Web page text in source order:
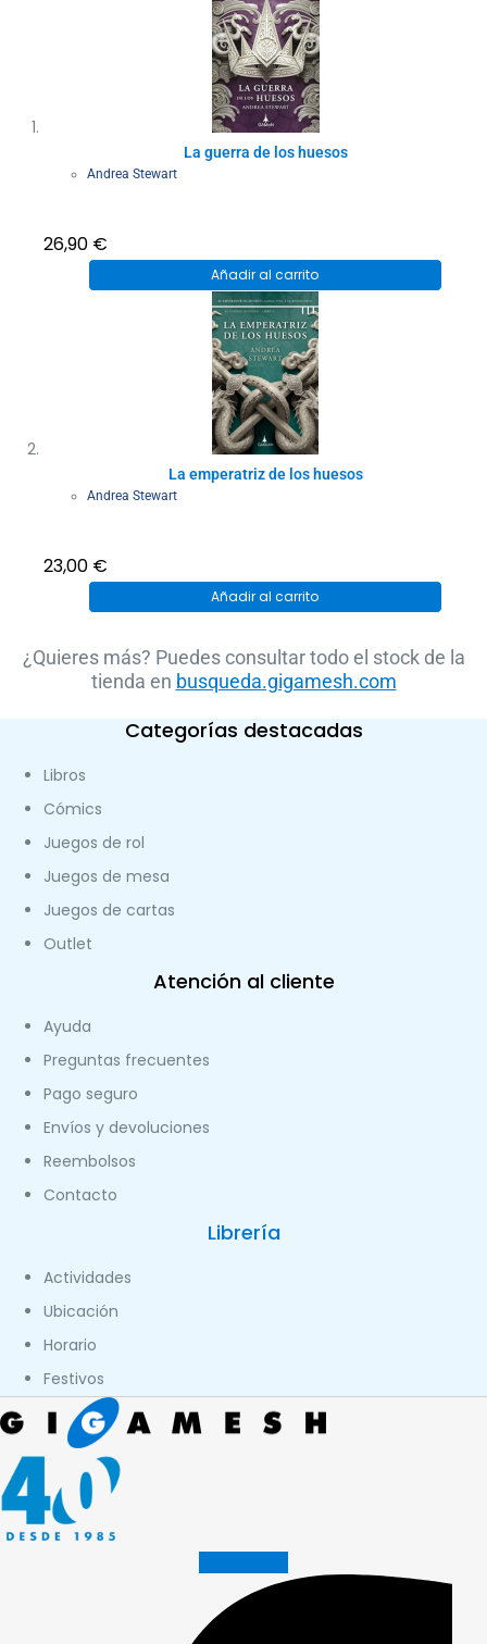
La guerra de los huesos
Andrea Stewart
26,90 €
Añadir al carrito
La emperatriz de los huesos
Andrea Stewart
23,00 €
Añadir al carrito
¿Quieres más? Puedes consultar todo el stock de la
tienda en busqueda.gigamesh.com
Categorías destacadas
Libros
Cómics
Juegos de rol
Juegos de mesa
Juegos de cartas
Outlet
Atención al cliente
Ayuda
Preguntas frecuentes
Pago seguro
Envíos y devoluciones
Reembolsos
Contacto
Librería
Actividades
Ubicación
Horario
Festivos